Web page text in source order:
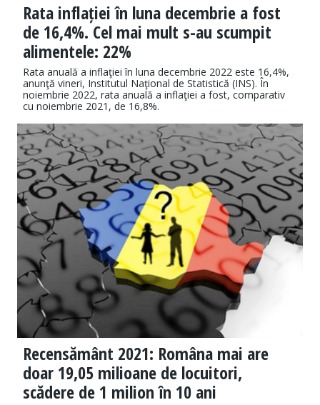
Rata inflației în luna decembrie a fost
de 16,4%. Cel mai mult s-au scumpit
alimentele: 22%
Rata anuală a inflaţiei în luna decembrie 2022 este 16,4%,
anunţă vineri, Institutul Naţional de Statistică (INS). În
noiembrie 2022, rata anuală a inflaţiei a fost, comparativ
cu noiembrie 2021, de 16,8%.
Recensământ 2021: Româna mai are
doar 19,05 milioane de locuitori,
scădere de 1 milion în 10 ani